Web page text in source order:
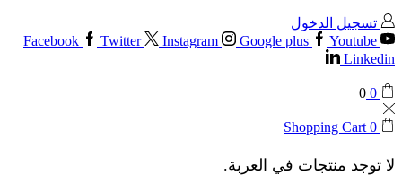
تسجيل الدخول
Facebook
Twitter Instagram Google plus
Youtube
Linkedin
0
0
0
Shopping Cart
لا توجد منتجات في العربة.